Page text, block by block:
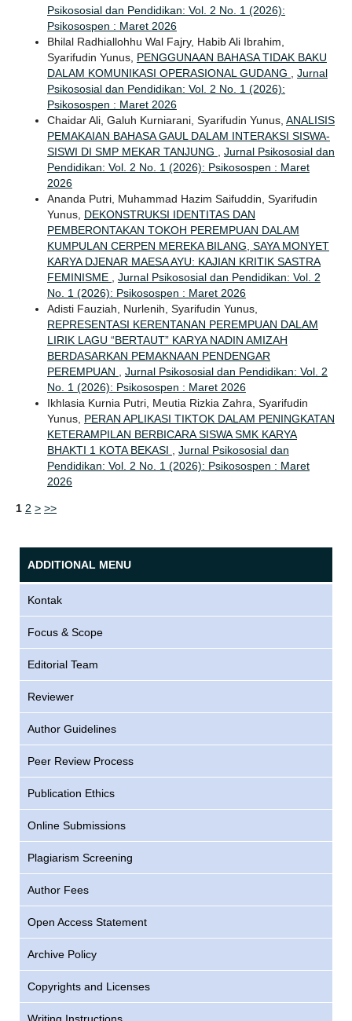
Psikososial dan Pendidikan: Vol. 2 No. 1 (2026):
Psikosospen : Maret 2026
Bhilal Radhiallohhu Wal Fajry, Habib Ali Ibrahim,
Syarifudin Yunus, PENGGUNAAN BAHASA TIDAK BAKU
DALAM KOMUNIKASI OPERASIONAL GUDANG
Jurnal
Psikososial dan Pendidikan: Vol. 2 No. 1 (2026):
Psikosospen : Maret 2026
Chaidar Ali, Galuh Kurniarani, Syarifudin Yunus, ANALISIS
PEMAKAIAN BAHASA GAUL DALAM INTERAKSI SISWA-
SISWI DI SMP MEKAR TANJUNG
Jurnal Psikososial dan
Pendidikan: Vol. 2 No. 1 (2026): Psikosospen : Maret
2026
Ananda Putri, Muhammad Hazim Saifuddin, Syarifudin
Yunus, DEKONSTRUKSI IDENTITAS DAN
PEMBERONTAKAN TOKOH PEREMPUAN DALAM
KUMPULAN CERPEN MEREKA BILANG, SAYA MONYET
KARYA DJENAR MAESA AYU: KAJIAN KRITIK SASTRA
FEMINISME
Jurnal Psikososial dan Pendidikan: Vol. 2
No. 1 (2026): Psikosospen : Maret 2026
Adisti Fauziah, Nurlenih, Syarifudin Yunus,
REPRESENTASI KERENTANAN PEREMPUAN DALAM
LIRIK LAGU “BERTAUT” KARYA NADIN AMIZAH
BERDASARKAN PEMAKNAAN PENDENGAR
PEREMPUAN
Jurnal Psikososial dan Pendidikan: Vol. 2
No. 1 (2026): Psikosospen : Maret 2026
Ikhlasia Kurnia Putri, Meutia Rizkia Zahra, Syarifudin
Yunus, PERAN APLIKASI TIKTOK DALAM PENINGKATAN
KETERAMPILAN BERBICARA SISWA SMK KARYA
BHAKTI 1 KOTA BEKASI
Jurnal Psikososial dan
Pendidikan: Vol. 2 No. 1 (2026): Psikosospen : Maret
2026
1 2 > >>
ADDITIONAL MENU
Kontak
Focus & Scope
Editorial Team
Reviewer
Author Guidelines
Peer Review Process
Publication Ethics
Online Submissions
Plagiarism Screening
Author Fees
Open Access Statement
Archive Policy
Copyrights and Licenses